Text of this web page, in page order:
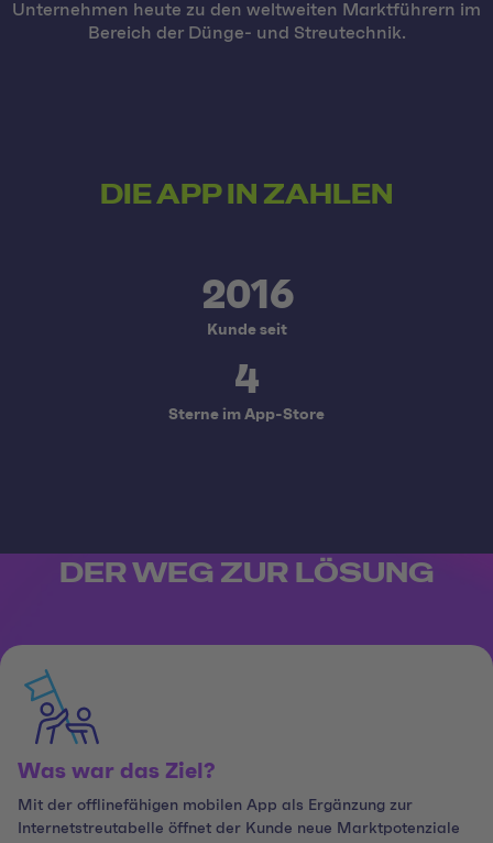
Unternehmen heute zu den weltweiten Marktführern im
Bereich der Dünge- und Streutechnik.
DIE APP IN ZAHLEN
2016
Kunde seit
4
Sterne im App-Store
DER WEG ZUR LÖSUNG
Was war das Ziel?
Mit der offlinefähigen mobilen App als Ergänzung zur
Internetstreutabelle öffnet der Kunde neue Marktpotenziale